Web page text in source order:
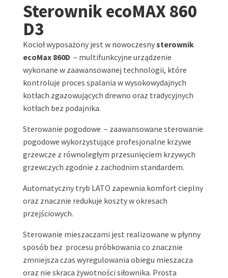
Sterownik ecoMAX 860
D3
Kocioł wyposażony jest w nowoczesnysterownik
ecoMax 860D – multifunkcyjne urządzenie
wykonane w zaawansowanej technologii, które
kontroluje proces spalania w wysokowydajnych
kotłach zgazowujących drewno oraz tradycyjnych
kotłach bez podajnika.
Sterowanie pogodowe – zaawansowane sterowanie
pogodowe wykorzystujące profesjonalne krzywe
grzewcze z równoległym przesunięciem krzywych
grzewczych zgodnie z zachodnim standardem.
Automatyczny tryb LATO zapewnia komfort cieplny
oraz znacznie redukuje koszty w okresach
przejściowych.
Sterowanie mieszaczami jest realizowane w płynny
sposób bez procesu próbkowania co znacznie
zmniejsza czas wyregulowania obiegu mieszacza
oraz nie skraca żywotności siłownika. Prosta